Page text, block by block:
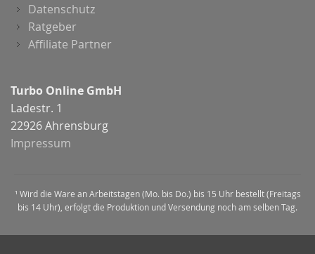
Datenschutz
Ratgeber
Affiliate Partner
Turbo Online GmbH
Ladestr. 1
22926 Ahrensburg
Impressum
¹ Wird die Ware an Arbeitstagen (Mo. bis Do.) bis 15 Uhr bestellt (Freitags
bis 14 Uhr), erfolgt die Produktion und Versendung noch am selben Tag.